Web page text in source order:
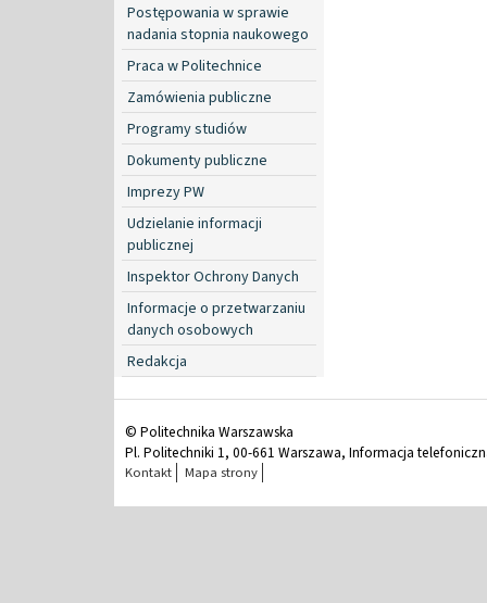
Postępowania w sprawie
nadania stopnia naukowego
Praca w Politechnice
Zamówienia publiczne
Programy studiów
Dokumenty publiczne
Imprezy PW
Udzielanie informacji
publicznej
Inspektor Ochrony Danych
Informacje o przetwarzaniu
danych osobowych
Redakcja
© Politechnika Warszawska
Pl. Politechniki 1, 00-661 Warszawa, Informacja
Kontakt Mapa strony